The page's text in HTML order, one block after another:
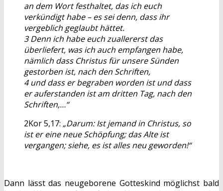
an dem Wort festhaltet, das ich euch
verkündigt habe – es sei denn, dass ihr
vergeblich geglaubt hättet.
3 Denn ich habe euch zuallererst das
überliefert, was ich auch empfangen habe,
nämlich dass Christus für unsere Sünden
gestorben ist, nach den Schriften,
4 und dass er begraben worden ist und dass
er auferstanden ist am dritten Tag, nach den
Schriften,…“
2Kor 5,17: „Darum: Ist jemand in Christus, so
ist er eine neue Schöpfung; das Alte ist
vergangen; siehe, es ist alles neu geworden!“
Dann lässt das neugeborene Gotteskind möglichst bald